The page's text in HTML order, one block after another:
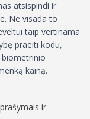
atsispindi ir
Ne visada to
taip vertinama
praeiti kodu,
kainą.
ir